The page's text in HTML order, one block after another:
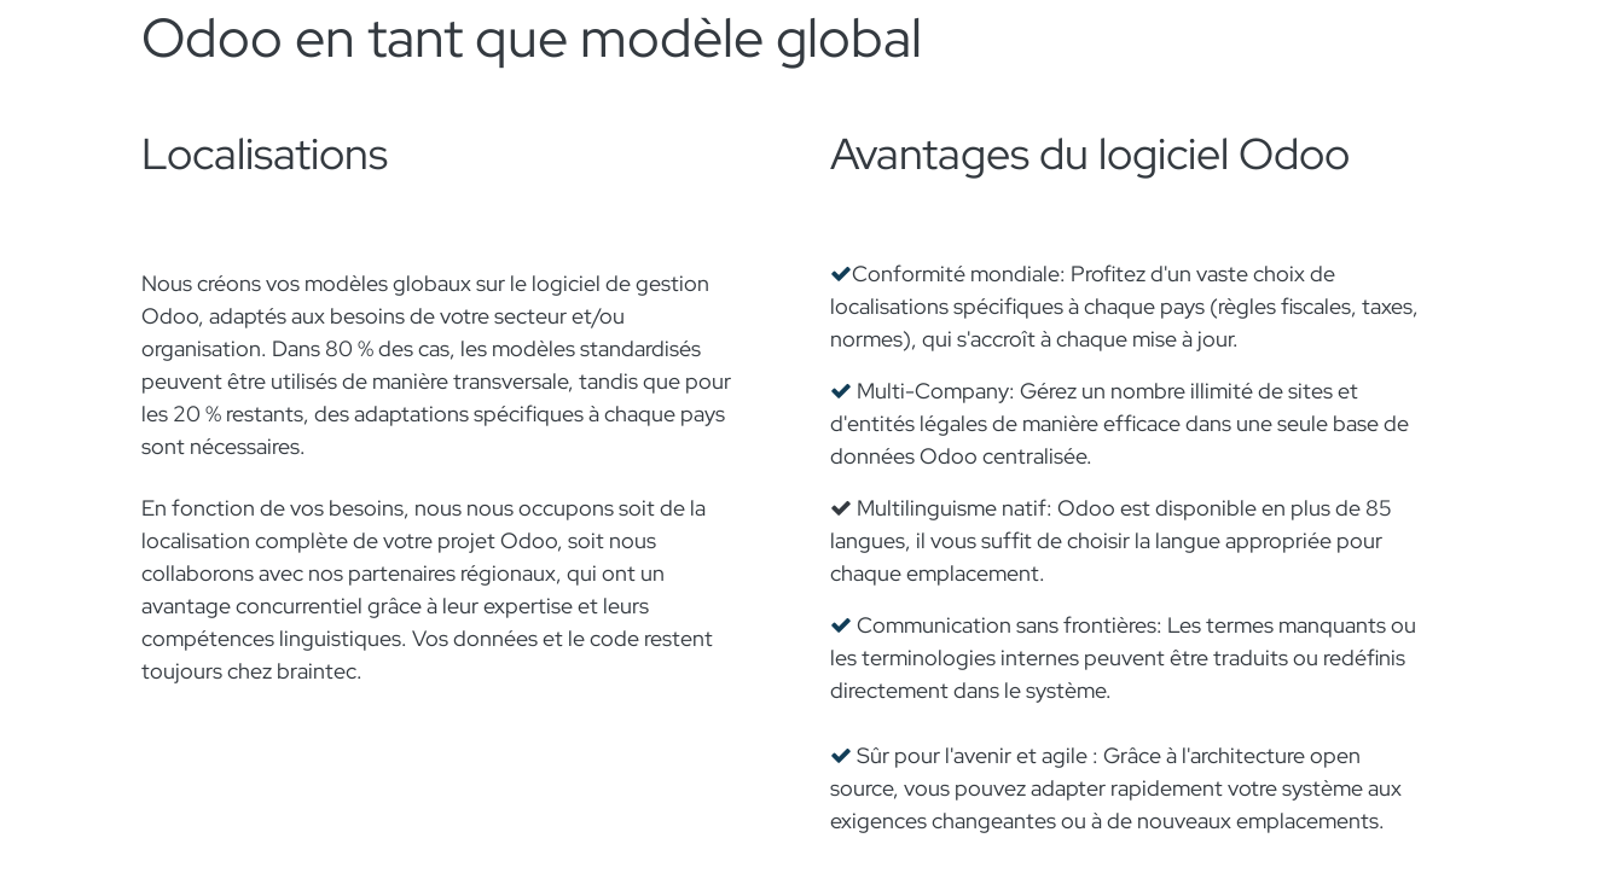
Odoo en tant que modèle global
Localisations
Nous créons vos modèles globaux sur le logiciel de gestion
Odoo, adaptés aux besoins de votre secteur et/ou
organisation. Dans 80 % des cas, les modèles standardisés
peuvent être utilisés de manière transversale, tandis que pour
les 20 % restants, des adaptations spécifiques à chaque pays
sont nécessaires.
En fonction de vos besoins, nous nous occupons soit de la
localisation complète de votre projet Odoo, soit nous
collaborons avec nos partenaires régionaux, qui ont un
avantage concurrentiel grâce à leur expertise et leurs
compétences linguistiques. Vos données et le code restent
toujours chez braintec.
Avantages du logiciel Odoo
Conformité mondiale: Profitez d'un vaste choix de
localisations spécifiques à chaque pays (règles fiscales, taxes,
normes), qui s'accroît à chaque mise à jour.
Multi-Company: Gérez un nombre illimité de sites et
d'entités légales de manière efficace dans une seule base de
données Odoo centralisée.
Multilinguisme natif: Odoo est disponible en plus de 85
langues, il vous suffit de choisir la langue appropriée pour
chaque emplacement.
Communication sans frontières: Les termes manquants ou
les terminologies internes peuvent être traduits ou redéfinis
directement dans le système.
Sûr pour l'avenir et agile : Grâce à l'architecture open
source, vous pouvez adapter rapidement votre système aux
exigences changeantes ou à de nouveaux emplacements.